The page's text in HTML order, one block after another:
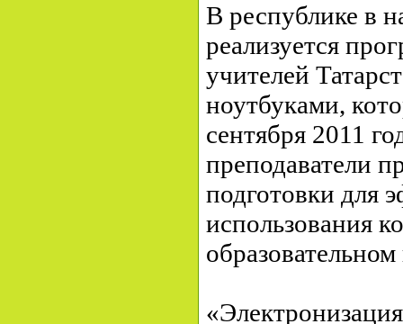
В республике в
реализуется
учителей
ноутбуками,
сентября 2011
преподаватели
подготовки для
использования